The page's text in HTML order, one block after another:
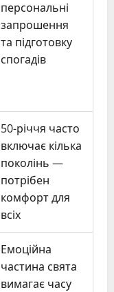
персональні
запрошення
та підготовку
спогадів
50-річчя часто
включає кілька
поколінь —
потрібен
комфорт для
всіх
Емоційна
частина свята
вимагає часу